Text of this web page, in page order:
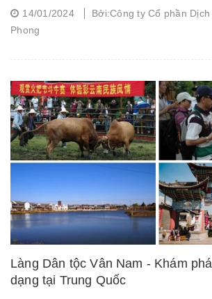
14/01/2024
Bởi:Công ty Cổ phần
Phong
Làng Dân tộc Vân Nam - Khám
dạng tại Trung Quốc